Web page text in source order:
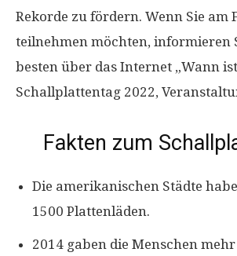
Rekorde zu fördern. Wenn Sie am
teilnehmen möchten, informieren
besten über das Internet „Wann ist
Schallplattentag 2022,
Fakten zum
Die amerikanischen Städte
1500 Plattenläden.
2014 gaben die Menschen mehr